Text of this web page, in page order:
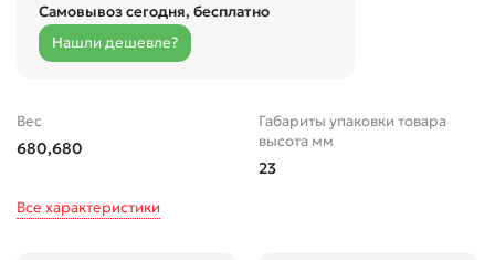
Самовывоз сегодня, бесплатно
Нашли дешевле?
Вес
680,680
Габариты упаковки товара
высота мм
23
Все характеристики